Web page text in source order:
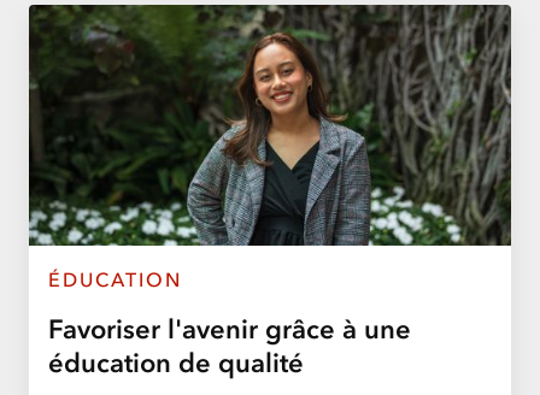
ÉDUCATION
Favoriser l'avenir grâce à une
éducation de qualité